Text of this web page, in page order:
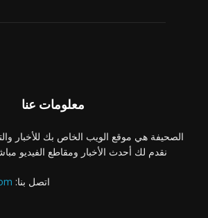
معلومات عنا
الصحيفة هي موقع الويب الخاص بك للأخبار
نقدم لك أحدث الأخبار ومقاطع الفيديو
اتصل بنا: